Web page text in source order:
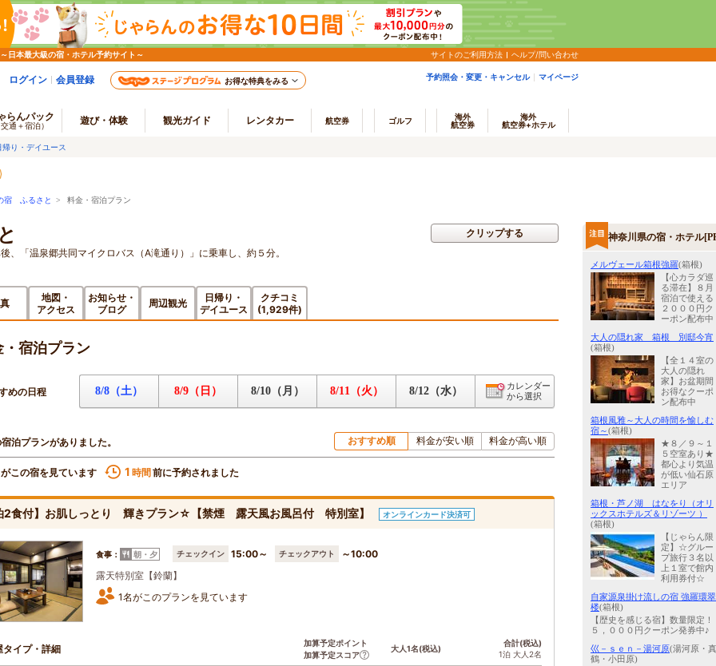
日本最大級の宿・ホテル予約サイト～ サイトのご利用方法 ヘルプ/問い合わせ
ログイン 会員登録 お得な特典をみる 予約照会・変更・キャンセル マイページ
らんパック
通＋宿泊） 遊び・体験 観光ガイド レンタカー 航空券 ゴルフ
海外
航空券
海外
航空券+ホテル
帰り・デイユース
宿 ふるさと > 料金・宿泊プラン
、「温泉郷共同マイクロバス（A滝通り）」に乗車し、約５分。
クリップする
地図・
アクセス
お知らせ・
ブログ
周辺観光
日帰り・
デイユース
クチコミ
(1,929件)
宿泊プラン
めの日程 8/8（土） 8/9（日） 8/10（月） 8/11（火） 8/12（水）
カレンダー
から選択
泊プランがありました。 おすすめ順 料金が安い順 料金が高い順
この宿を見ています 1 時間 前に予約されました
2食付】お肌しっとり 輝きプラン☆【禁煙 露天風お風呂付 特別室】 オンラインカード決済可
食事： 朝・夕 チェックイン 15:00～ チェックアウト
～10:00
露天特別室【鈴蘭】
1名がこのプランを見ています
タイプ・詳細
加算予定ポイント
加算予定スコア
大人1名(税込)
合計(税込)
1泊 大人2名
神奈川県の宿・ホテル
メルヴェール箱根強羅(箱根)
【心カラダ巡
る滞在】８月
宿泊で使える
２０００円ク
ーポン配布中
大人の隠れ家 箱根 別邸今宵
(箱根)
【全１４室の
大人の隠れ
家】お盆期間
お得なクーポ
ン配布中
箱根風雅～大人の時間を愉しむ
宿～(箱根)
★８／９～１
５空室あり★
都心より気温
が低い仙石原
エリア
箱根・芦ノ湖 はなをり（オリ
ックスホテルズ＆リゾーツ ）
(箱根)
【じゃらん限
定】☆グルー
プ旅行３名以
上１室で館内
利用券付☆
自家源泉掛け流しの宿 強羅環翠
楼(箱根)
【歴史を感じる宿】数量限定！
５，０００円クーポン発券中♪
巛－ｓｅｎ－湯河原(湯河原・真
鶴・小田原)